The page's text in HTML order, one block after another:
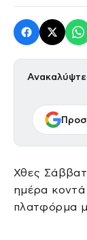
Χθες
ημέρα
πλατφόρμα